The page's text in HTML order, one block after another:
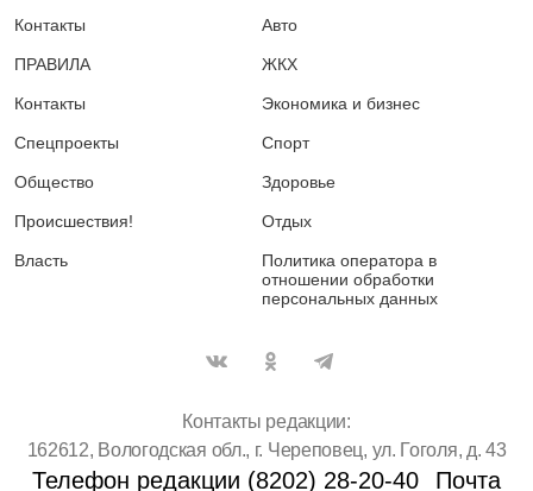
Контакты
ПРАВИЛА
Контакты
Спецпроекты
Общество
Происшествия!
Власть
Авто
ЖКХ
Экономика и бизнес
Спорт
Здоровье
Отдых
Политика оператора в
отношении обработки
персональных данных
Контакты редакции:
162612, Вологодская обл., г. Череповец, ул. Гоголя, д. 43
Телефон редакции (8202) 28-20-40
Почта